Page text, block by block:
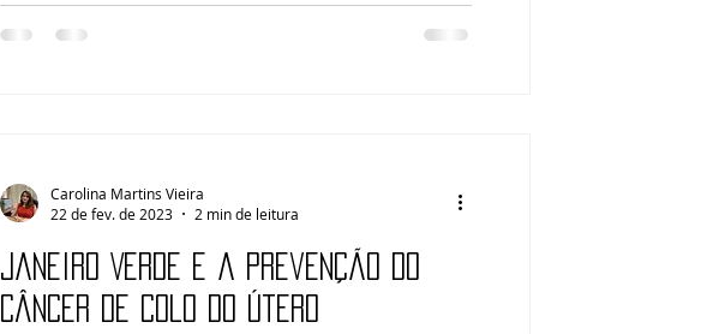
Carolina Martins Vieira
22 de fev. de 2023
2 min de leitura
Janeiro Verde e a prevenção do
câncer de colo do útero